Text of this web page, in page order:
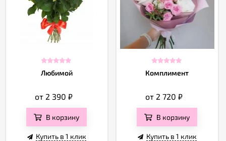
Любимой
от 2 390 ₽
В корзину
Купить в 1 клик
Комплимент
от 2 720₽
В корзину
Купить в 1 клик